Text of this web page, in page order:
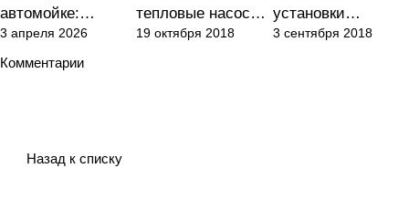
автомойке:
вентиляция,
кондиционировани
и детейлинга
3 апреля 2026
тепловые насосы
для отопления?
19 октября 2018
установки
вентиляции
3 сентября 2018
Комментарии
Назад к списку